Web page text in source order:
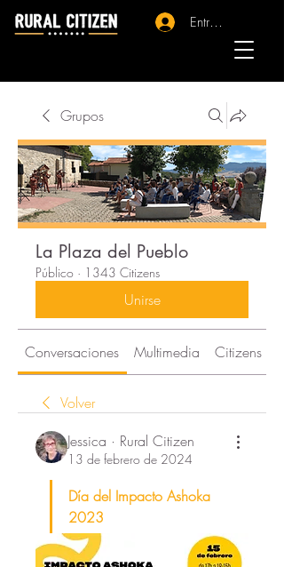
Entrar - Registro
Grupos
La Plaza del Pueblo
Público · 1343 Citizens
Unirse
Conversaciones Multimedia Citizens
Volver
Jessica · Rural Citizen
13 de febrero de 2024
Día del Impacto Ashoka
2023